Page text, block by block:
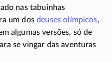
nas tabuinhas
um dosdeuses olímpicos,
algumas versões, só de
se vingar das aventuras